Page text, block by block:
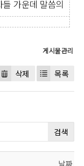
가운데 말씀의
삭제 목록
검색
날짜